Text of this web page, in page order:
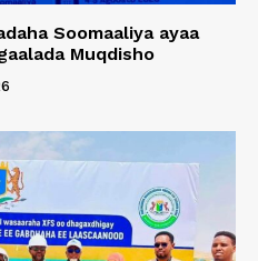
Soomaaliya ayaa
Muqdisho